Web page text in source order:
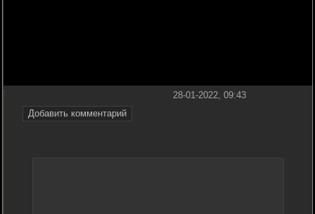
Добавить комментарий
28-01-2022, 09:43